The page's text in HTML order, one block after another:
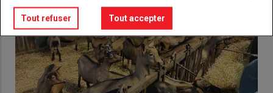
Tout refuser Tout accepter